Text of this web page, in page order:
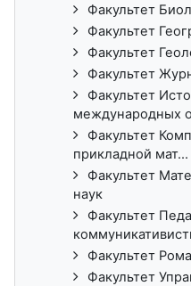
Факультет
Факультет
Факультет
Факультет
Факультет
международных
Факультет
прикладной мат...
Факультет
наук
Факультет
Факультет
Факультет